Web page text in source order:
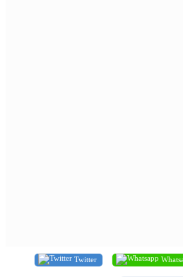
Twitter